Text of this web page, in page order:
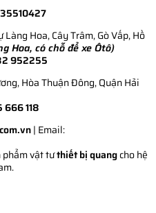
Hoa, Cây Trâm, Gò Vấp, Hồ
Hoa, có chỗ để xe Ôtô)
952255
Hòa Thuận Đông, Quận Hải
118
| Email:
phẩm vật tưthiết bị quangcho hệ